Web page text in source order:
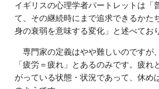
イギリスの心理学者パートレットは「
て、その継続時にまで追求できるかた
身の衰弱を意味する変化」と述べてお
専門家の定義はやや難しいのですが
「疲労＝疲れ」とあるのみです。疲
がっている状態・状況であって、休め